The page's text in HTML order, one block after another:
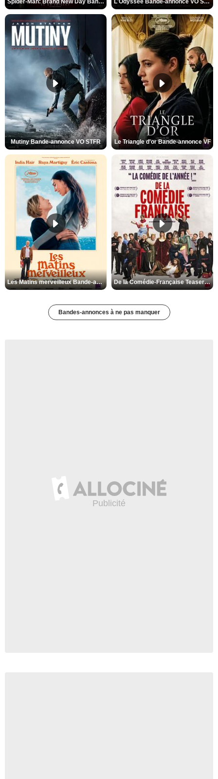
Spider-Man: Brand New Day Bande-annonce VO STFR L'Odyssée Bande-annonce VO STFR
Mutiny Bande-annonce VO STFR Le Triangle d'or Bande-annonce VF
Les Matins merveilleux Bande-annonce VF De la Comédie-Française Teaser VF
Bandes-annonces à ne pas manquer